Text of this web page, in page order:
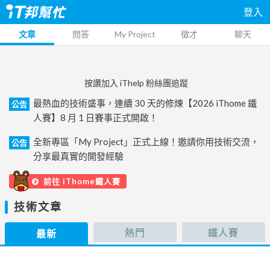
登入
文章 問答 My Project 徵才 聊天
按讚加入 iThelp 粉絲團追蹤
公告
最熱血的技術盛事，連續 30 天的修煉【2026 iThome 鐵
人賽】8 月 1 日賽事正式開啟！
公告
全新專區「My Project」正式上線！邀請你用技術交流，
分享最真實的開發經驗
前往 iThome鐵人賽
技術文章
最新 熱門 鐵人賽